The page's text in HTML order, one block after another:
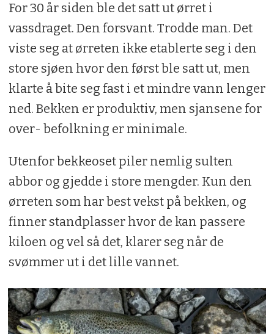
For 30 år siden ble det satt ut ørret i
vassdraget. Den forsvant. Trodde man. Det
viste seg at ørreten ikke etablerte seg i den
store sjøen hvor den først ble satt ut, men
klarte å bite seg fast i et mindre vann lenger
ned. Bekken er produktiv, men sjansene for
over- befolkning er minimale.
Utenfor bekkeoset piler nemlig sulten
abbor og gjedde i store mengder. Kun den
ørreten som har best vekst på bekken, og
finner standplasser hvor de kan passere
kiloen og vel så det, klarer seg når de
svømmer ut i det lille vannet.